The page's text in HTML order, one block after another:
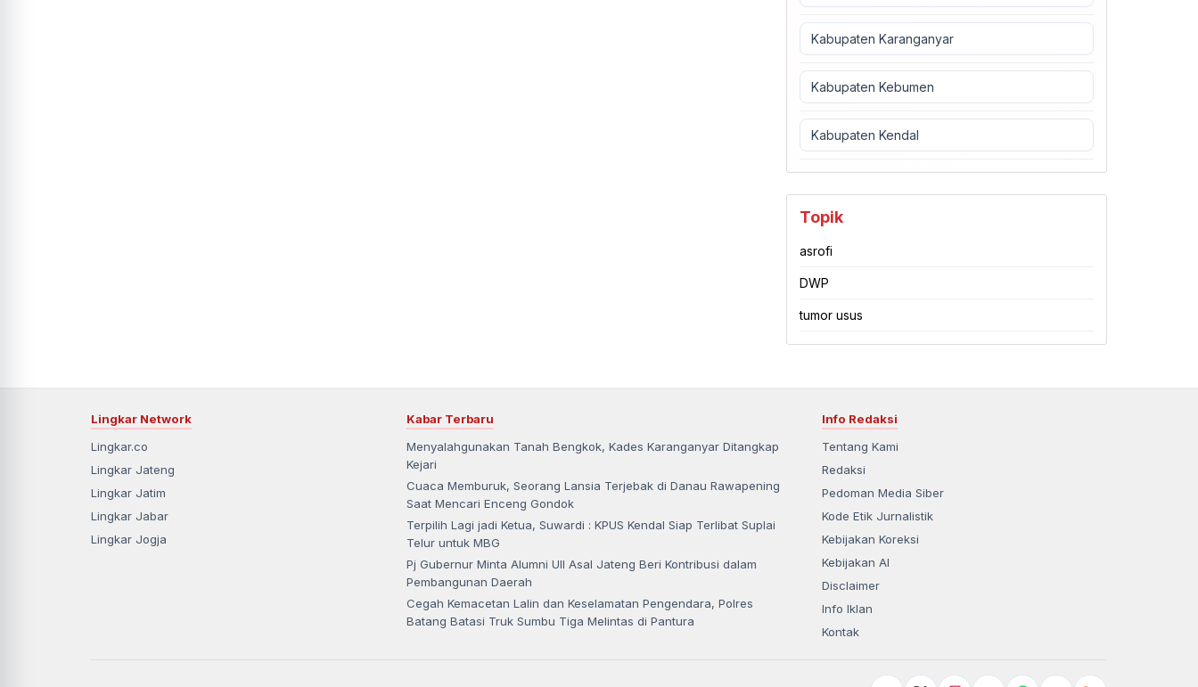
Kabupaten Karanganyar
Kabupaten Kebumen
Kabupaten Kendal
Topik
asrofi
DWP
tumor usus
Lingkar Network
Lingkar.co
Lingkar Jateng
Lingkar Jatim
Lingkar Jabar
Lingkar Jogja
Kabar Terbaru
Menyalahgunakan Tanah Bengkok, Kades Karanganyar Ditangkap
Kejari
Cuaca Memburuk, Seorang Lansia Terjebak di Danau Rawapening
Saat Mencari Enceng Gondok
Terpilih Lagi jadi Ketua, Suwardi : KPUS Kendal Siap Terlibat Suplai
Telur untuk MBG
Pj Gubernur Minta Alumni UII Asal Jateng Beri Kontribusi dalam
Pembangunan Daerah
Cegah Kemacetan Lalin dan Keselamatan Pengendara, Polres
Batang Batasi Truk Sumbu Tiga Melintas di Pantura
Info Redaksi
Tentang Kami
Redaksi
Pedoman Media Siber
Kode Etik Jurnalistik
Kebijakan Koreksi
Kebijakan AI
Disclaimer
Info Iklan
Kontak